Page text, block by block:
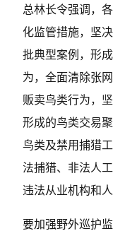
总林长令强调，
化监管措施，坚
批典型案例，形
为，全面清除张
贩卖鸟类行为，
形成的鸟类交易
鸟类及禁用捕猎
法捕猎、非法人
违法从业机构和人
要加强野外巡护